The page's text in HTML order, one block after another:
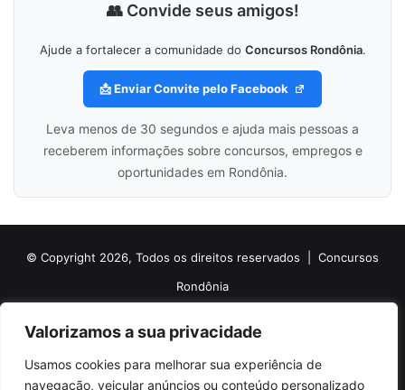
Valorizamos a sua privacidade
Usamos cookies para melhorar sua experiência de
navegação, veicular anúncios ou conteúdo personalizado
👥 Convide seus amigos!
Ajude a fortalecer a comunidade do Concursos Rondônia.
📩 Enviar Convite pelo Facebook
Leva menos de 30 segundos e ajuda mais pessoas a
receberem informações sobre concursos, empregos e
oportunidades em Rondônia.
© Copyright 2026, Todos os direitos reservados | Concursos
Rondônia
Sobre o Concursos Rondônia
Siga nossas redes sociais
Web Stories Anuncie